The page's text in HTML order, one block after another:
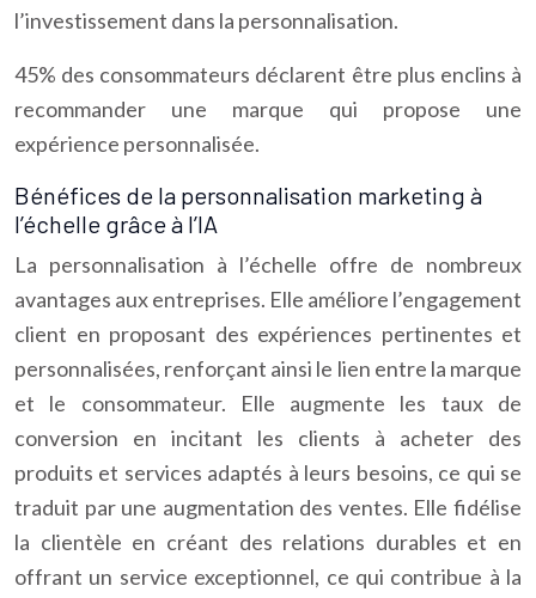
l’investissement dans la personnalisation.
45% des consommateurs déclarent être plus enclins à
recommander une marque qui propose une
expérience personnalisée.
Bénéfices de la personnalisation marketing à
l’échelle grâce à l’IA
La personnalisation à l’échelle offre de nombreux
avantages aux entreprises. Elle améliore l’engagement
client en proposant des expériences pertinentes et
personnalisées, renforçant ainsi le lien entre la marque
et le consommateur. Elle augmente les taux de
conversion en incitant les clients à acheter des
produits et services adaptés à leurs besoins, ce qui se
traduit par une augmentation des ventes. Elle fidélise
la clientèle en créant des relations durables et en
offrant un service exceptionnel, ce qui contribue à la